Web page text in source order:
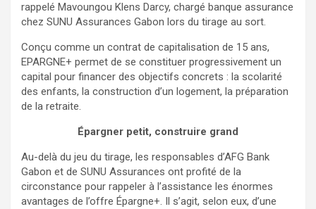
rappelé Mavoungou Klens Darcy, chargé banque assurance
chez SUNU Assurances Gabon lors du tirage au sort.
Conçu comme un contrat de capitalisation de 15 ans,
EPARGNE+ permet de se constituer progressivement un
capital pour financer des objectifs concrets : la scolarité
des enfants, la construction d’un logement, la préparation
de la retraite.
Épargner petit, construire grand
Au-delà du jeu du tirage, les responsables d’AFG Bank
Gabon et de SUNU Assurances ont profité de la
circonstance pour rappeler à l’assistance les énormes
avantages de l’offre Épargne+. Il s’agit, selon eux, d’une